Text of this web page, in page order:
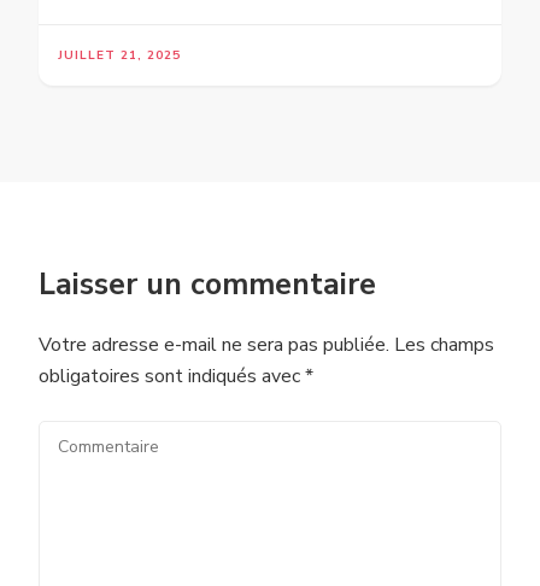
JUILLET 21, 2025
Laisser un commentaire
Votre adresse e-mail ne sera pas publiée. Les champs
obligatoires sont indiqués avec*